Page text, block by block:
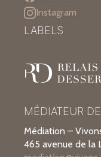
Instagram
MÉDIATEUR
Médiation –
465 avenue de la
LABELS